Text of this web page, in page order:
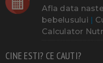
Afla data
bebelusului |
Calculator
CINE ESTI? CE CAUTI?